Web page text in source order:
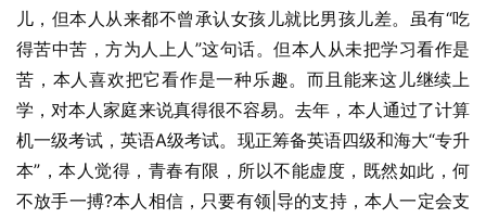
儿，但本人从来都不曾承认女孩儿就比男孩儿差。虽有“吃
得苦中苦，方为人上人”这句话。但本人从未把学习看作是
苦，本人喜欢把它看作是一种乐趣。而且能来这儿继续上
学，对本人家庭来说真得很不容易。去年，本人通过了计算
机一级考试，英语A级考试。现正筹备英语四级和海大“专升
本”，本人觉得，青春有限，所以不能虚度，既然如此，何
不放手一搏?本人相信，只要有领|导的支持，本人一定会支